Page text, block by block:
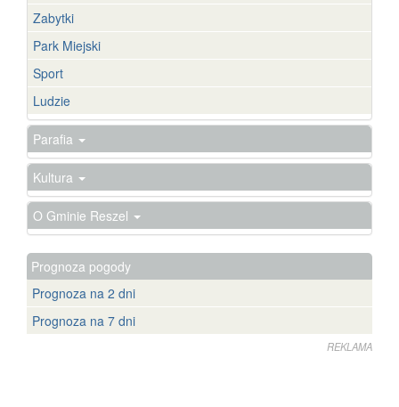
Zabytki
Park Miejski
Sport
Ludzie
Parafia
Kultura
O Gminie Reszel
Prognoza pogody
Prognoza na 2 dni
Prognoza na 7 dni
REKLAMA